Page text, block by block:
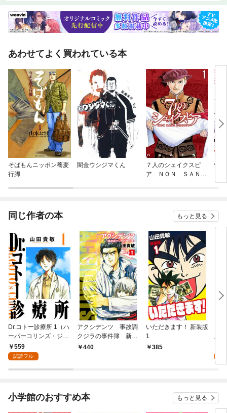
あわせてよく買われている本
そばもんニッポン蕎麦
行脚
闇金ウシジマくん
７人のシェイクスピ
ア ＮＯＮ ＳＡＮ
怪
同じ作者の本 もっと見る
Dr.コトー診療所 1（ハ
ーパーコリンズ・ジャ
パン×アルト出版）
559
試読フル
アクシデンツ 事故調
クジラの事件簿 新装
版 1
440
いただきます！ 新装版
1
385
版 1
小学館のおすすめ本 もっと見る